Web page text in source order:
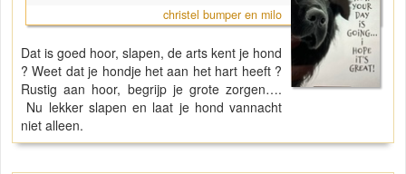
christel bumper en milo
Dat is goed hoor, slapen, de arts kent je hond
? Weet dat je hondje het aan het hart heeft ?
Rustig aan hoor, begrijp je grote zorgen….
Nu lekker slapen en laat je hond vannacht
niet alleen.